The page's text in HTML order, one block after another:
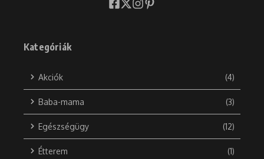
Kategóriák
Akciók (4)
Baba-mama (3)
Egészségügy (12)
Étterem (1)